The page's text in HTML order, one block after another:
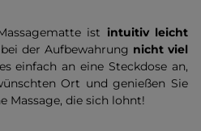
ist intuitiv leicht
der Aufbewahrung nicht viel
einfach an eine Steckdose an,
Ort und genießen Sie
Massage, die sich lohnt!